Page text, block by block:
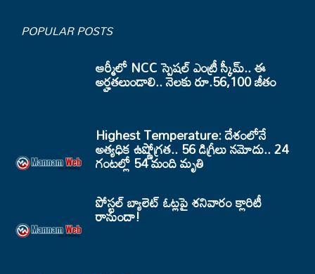
POPULAR POSTS
ఆర్మీలో NCC స్పెషల్ ఎంట్రీ స్కీమ్.. ఈ
అర్హతలుండాలి.. నెలకు రూ.56,100 జీతం
Highest Temperature: దేశంలోనే
అత్యధిక ఉష్ణోగ్రత.. 56 డిగ్రీలు నమోదు.. 24
గంటల్లో 54 మంది మృతి
పోస్టల్ బ్యాలెట్ ఓట్లపై శనివారం క్లారిటీ
రానుందా!